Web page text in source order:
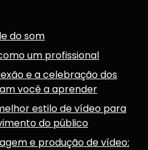
do som
um profissional
e a celebração dos
você a aprender
estilo de vídeo para
do público
e produção de vídeo: